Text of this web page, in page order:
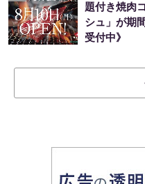
題付き焼肉
シュ」が期
受付中》